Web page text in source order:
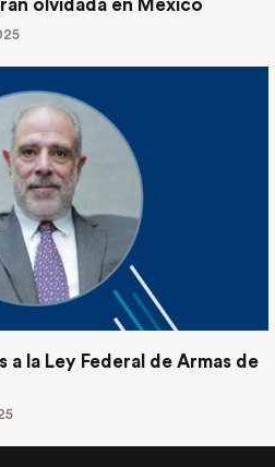
olvidada en México
a la Ley Federal de Armas de